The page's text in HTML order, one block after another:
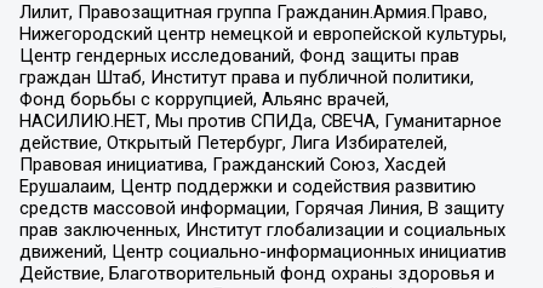
Лилит, Правозащитная группа Гражданин.Армия.Право,
Нижегородский центр немецкой и европейской культуры,
Центр гендерных исследований, Фонд защиты прав
граждан Штаб, Институт права и публичной политики,
Фонд борьбы с коррупцией, Альянс врачей,
НАСИЛИЮ.НЕТ, Мы против СПИДа, СВЕЧА, Гуманитарное
действие, Открытый Петербург, Лига Избирателей,
Правовая инициатива, Гражданский Союз, Хасдей
Ерушалаим, Центр поддержки и содействия развитию
средств массовой информации, Горячая Линия, В защиту
прав заключенных, Институт глобализации и социальных
движений, Центр социально-информационных инициатив
Действие, Благотворительный фонд охраны здоровья и